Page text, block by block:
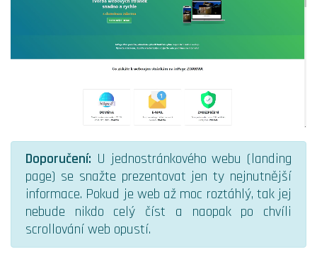
Doporučení: U jednostránkového webu (landing
page) se snažte prezentovat jen ty nejnutnější
informace. Pokud je web až moc roztáhlý, tak jej
nebude nikdo celý číst a naopak po chvíli
scrollování web opustí.